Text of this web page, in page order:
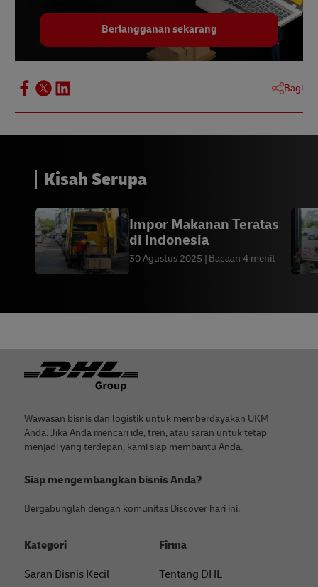
Berlangganan sekarang
Bagi
Kisah Serupa
Impor Makanan Teratas
di Indonesia
30 Agustus 2025 Bacaan 4 menit
Footer
Wawasan bisnis dan logistik untuk memberdayakan UKM
Anda. Jika Anda mencari ide, tren, atau saran untuk tetap
menjadi yang terdepan, kami siap membantu Anda.
Siap mengembangkan bisnis Anda?
Bergabunglah dengan komunitas Discover hari ini.
Kategori
Saran Bisnis Kecil
Firma
Tentang DHL